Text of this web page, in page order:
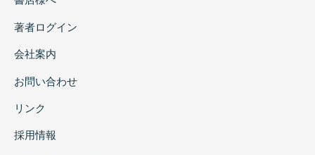
著者ログイン
会社案内
お問い合わせ
リンク
採用情報